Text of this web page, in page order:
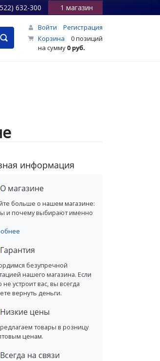
632-300 1 магазин
Войти
Регистрация
Корзина
0 позиций
на сумму0 руб.
информация
О магазине
больше о нашем магазине:
и почему выбирают именно
Гарантия
безупречной
нашего магазина. Если
не устроит вас, вы всегда
вернуть деньги.
Низкие цены
товары в розницу
ценам.
Всегда на связи